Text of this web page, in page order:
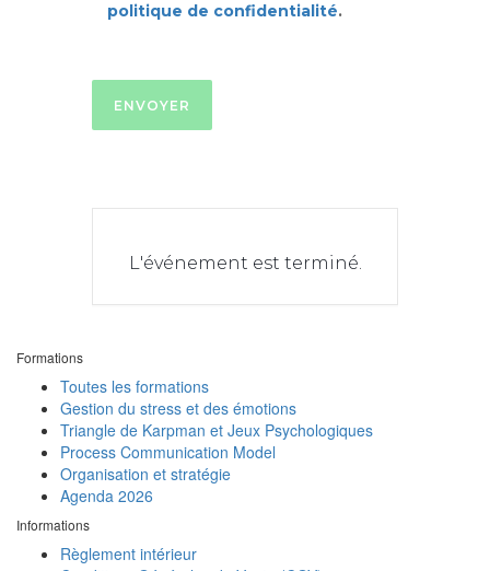
politique de confidentialité.
L'événement est terminé.
Formations
Toutes les formations
Gestion du stress et des émotions
Triangle de Karpman et Jeux Psychologiques
Process Communication Model
Organisation et stratégie
Agenda 2026
Informations
Règlement intérieur